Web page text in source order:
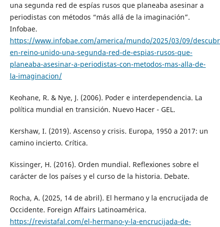
una segunda red de espías rusos que planeaba asesinar a
periodistas con métodos “más allá de la imaginación”.
Infobae.
https://www.infobae.com/america/mundo/2025/03/09/
en-reino-unido-una-segunda-red-de-espias-rusos-que-
planeaba-asesinar-a-periodistas-con-metodos-mas-alla-de-
la-imaginacion/
Keohane, R. & Nye, J. (2006). Poder e interdependencia. La
política mundial en transición. Nuevo Hacer - GEL.
Kershaw, I. (2019). Ascenso y crisis. Europa, 1950 a 2017: un
camino incierto. Crítica.
Kissinger, H. (2016). Orden mundial. Reflexiones sobre el
carácter de los países y el curso de la historia. Debate.
Rocha, A. (2025, 14 de abril). El hermano y la encrucijada de
Occidente. Foreign Affairs Latinoamérica.
https://revistafal.com/el-hermano-y-la-encrucijada-de-